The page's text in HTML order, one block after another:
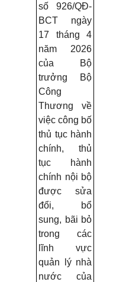
số 926/QĐ-
BCT ngày
17 tháng 4
năm 2026
của Bộ
trưởng Bộ
Công
Thương về
việc công bố
thủ tục hành
chính, thủ
tục hành
chính nội bộ
được sửa
đổi, bổ
sung, bãi bỏ
trong các
lĩnh vực
quản lý nhà
nước của